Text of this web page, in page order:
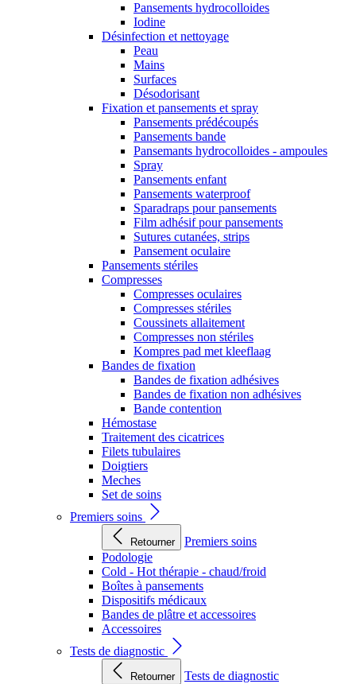
Pansements hydrocolloides
Iodine
Désinfection et nettoyage
Peau
Mains
Surfaces
Désodorisant
Fixation et pansements et spray
Pansements prédécoupés
Pansements bande
Pansemants hydrocolloides - ampoules
Spray
Pansements enfant
Pansements waterproof
Sparadraps pour pansements
Film adhésif pour pansements
Sutures cutanées, strips
Pansement oculaire
Pansements stériles
Compresses
Compresses oculaires
Compresses stériles
Coussinets allaitement
Compresses non stériles
Kompres pad met kleeflaag
Bandes de fixation
Bandes de fixation adhésives
Bandes de fixation non adhésives
Bande contention
Hémostase
Traitement des cicatrices
Filets tubulaires
Doigtiers
Meches
Set de soins
Premiers soins
Retourner
Premiers soins
Podologie
Cold - Hot thérapie - chaud/froid
Boîtes à pansements
Dispositifs médicaux
Bandes de plâtre et accessoires
Accessoires
Tests de diagnostic
Retourner
Tests de diagnostic